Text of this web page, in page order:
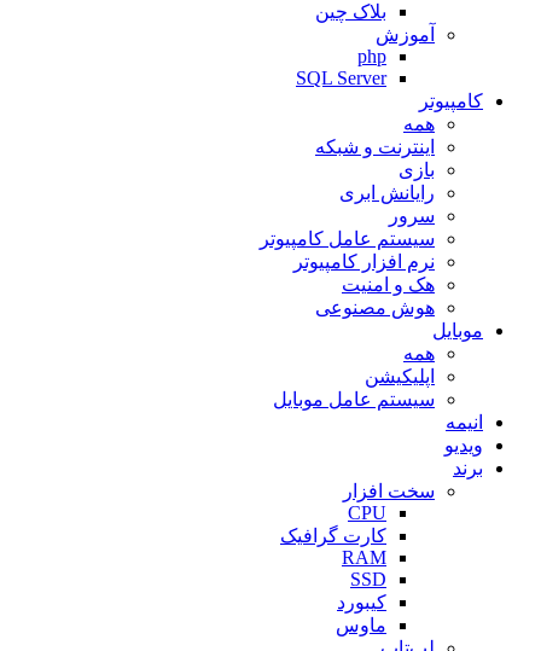
بلاک چین
آموزش
php
SQL Server
کامپیوتر
همه
اینترنت و شبکه
بازی
رایانش ابری
سرور
سیستم عامل کامپیوتر
نرم افزار کامپیوتر
هک و امنیت
هوش مصنوعی
موبایل
همه
اپلیکیشن
سیستم عامل موبایل
انیمه
ویدیو
برند
سخت افزار
CPU
کارت گرافیک
RAM
SSD
کیبورد
ماوس